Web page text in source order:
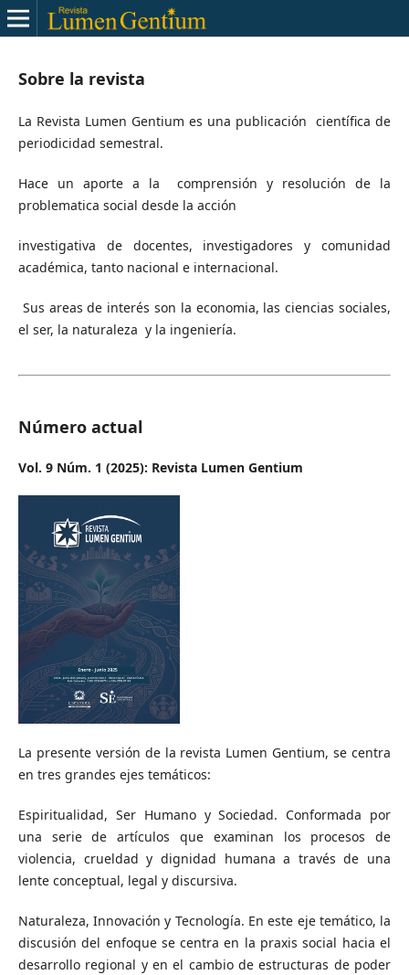
Sobre la revista
La Revista Lumen Gentium es una publicación científica de
periodicidad semestral.
Hace un aporte a la comprensión y resolución de la
problematica social desde la acción
investigativa de docentes, investigadores y comunidad
académica, tanto nacional e internacional.
Sus areas de interés son la economia, las ciencias sociales,
el ser, la naturaleza y la ingeniería.
Número actual
Vol. 9 Núm. 1 (2025): Revista Lumen Gentium
La presente versión de la revista Lumen Gentium, se centra
en tres grandes ejes temáticos:
Espiritualidad, Ser Humano y Sociedad. Conformada por
una serie de artículos que examinan los procesos de
violencia, crueldad y dignidad humana a través de una
lente conceptual, legal y discursiva.
Naturaleza, Innovación y Tecnología. En este eje temático, la
discusión del enfoque se centra en la praxis social hacia el
desarrollo regional y en el cambio de estructuras de poder